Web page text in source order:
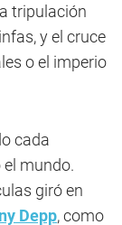
tripulación
y el cruce
o el imperio
cada
mundo.
giró en
Depp, como